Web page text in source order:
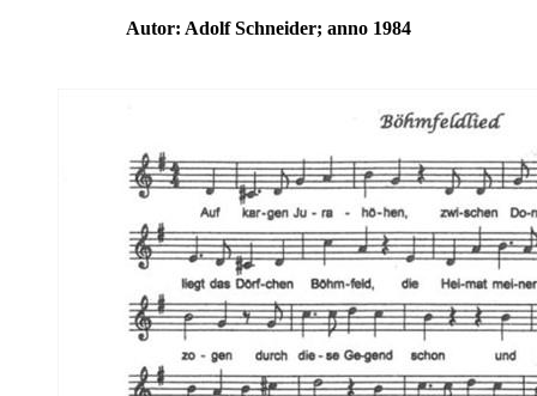
Autor: Adolf Schneider; anno 1984